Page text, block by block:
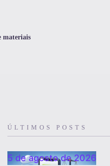
materiais
ÚLTIMOS POSTS
5 de agosto de 2026